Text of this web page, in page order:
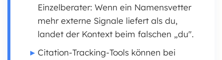
Einzelberater: Wenn ein Namensvetter
mehr externe Signale liefert als du,
landet der Kontext beim falschen „du".
Citation-Tracking-Tools können bei